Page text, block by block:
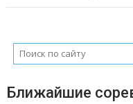
Ближайшие